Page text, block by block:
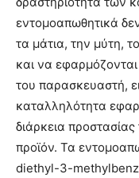
εντομοαπωθητικά
τα μάτια, την μύτη,
και να
του παρασκευαστή,
καταλληλότητα
διάρκεια
προϊόν. Τα
diethyl-3-